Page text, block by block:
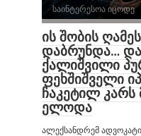
საინტერესოა იცოდე
ის შობის
დაბრუნდა…
ქალიშვილი
ფეხშიშველი
ჩაკეტილ კარს
ელოდა
ალექსანდრემ